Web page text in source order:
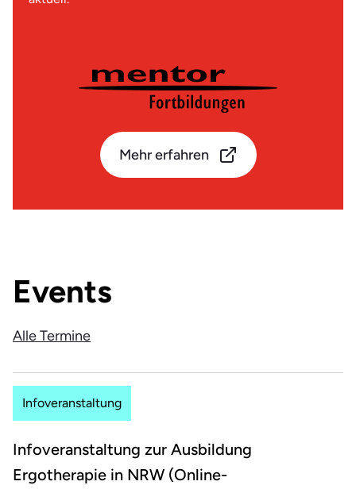
Mehr erfahren
Events
Alle Termine
Infoveranstaltung
Infoveranstaltung zur Ausbildung
Ergotherapie in NRW (Online-